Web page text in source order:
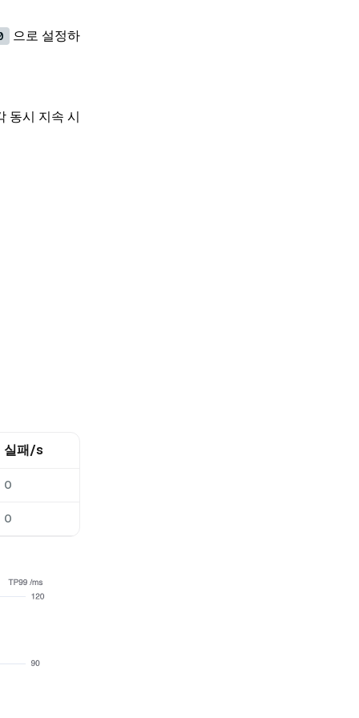
으로 설정하
동시 지속 시
실패/s
0
0